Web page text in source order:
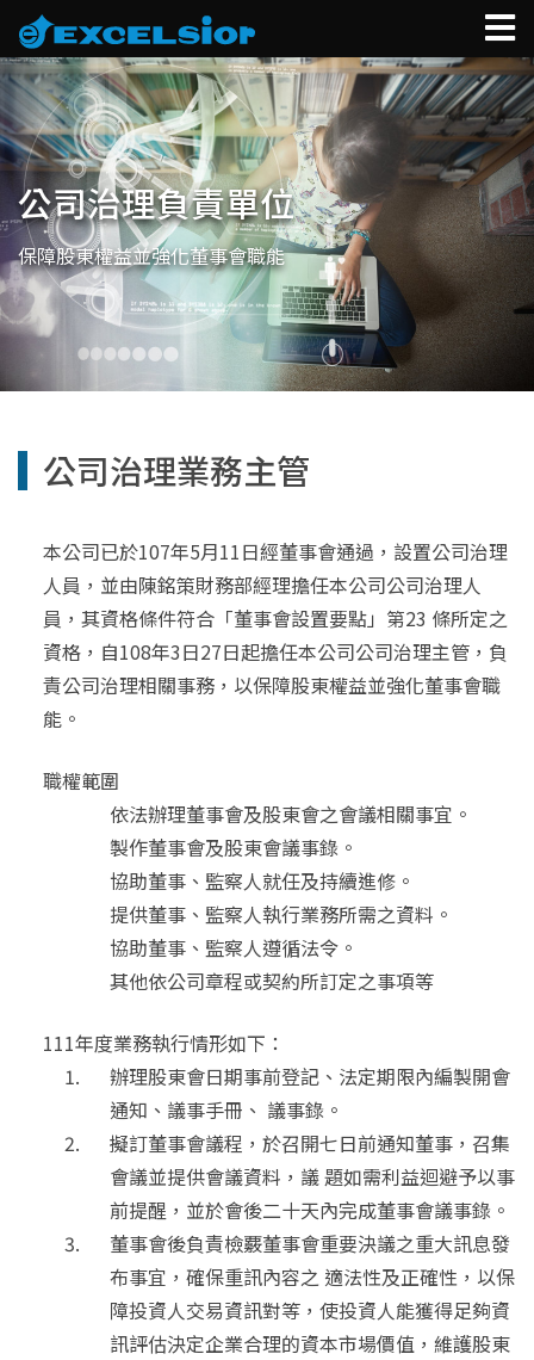
關於科懋
新聞中心
生技事業
產品列表
永續發展
投資人關係
健康照護
人才招募
聯絡我們
公司治理負責單位
保障股東權益並強化董事會職能
公司治理業務主管
本公司已於107年5月11日經董事會通過，設置公司治理
人員，並由陳銘策財務部經理擔任本公司公司治理人
員，其資格條件符合「董事會設置要點」第23 條所定之
資格，自108年3日27日起擔任本公司公司治理主管，負
責公司治理相關事務，以保障股東權益並強化董事會職
能。
職權範圍
依法辦理董事會及股東會之會議相關事宜。
製作董事會及股東會議事錄。
協助董事、監察人就任及持續進修。
提供董事、監察人執行業務所需之資料。
協助董事、監察人遵循法令。
其他依公司章程或契約所訂定之事項等
111年度業務執行情形如下：
辦理股東會日期事前登記、法定期限內編製開會
通知、議事手冊、 議事錄。
擬訂董事會議程，於召開七日前通知董事，召集
會議並提供會議資料，議 題如需利益迴避予以事
前提醒，並於會後二十天內完成董事會議事錄。
董事會後負責檢覈董事會重要決議之重大訊息發
布事宜，確保重訊內容之 適法性及正確性，以保
障投資人交易資訊對等，使投資人能獲得足夠資
訊評估決定企業合理的資本市場價值，維護股東